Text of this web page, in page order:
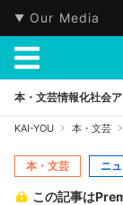
Our Media
本・文芸情報化社会
KAI-YOU 本・文芸
本・文芸 ニ
この記事は